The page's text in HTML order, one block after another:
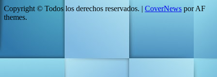
Copyright © Todos los derechos reservados. | CoverNews por AF
themes.